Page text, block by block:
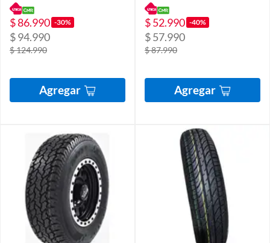
$ 86.990 -30%
$ 94.990
$ 124.990
Agregar
$ 52.990 -40%
$ 57.990
$ 87.990
Agregar